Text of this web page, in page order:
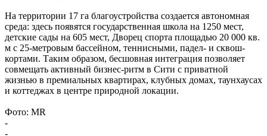
На территории 17 га благоустройства создается автономная
среда: здесь появятся государственная школа на 1250 мест,
детские сады на 605 мест, Дворец спорта площадью 20 000 кв.
м с 25-метровым бассейном, теннисными, падел- и сквош-
кортами. Таким образом, бесшовная интеграция позволяет
совмещать активный бизнес-ритм в Сити с приватной
жизнью в премиальных квартирах, клубных домах, таунхаусах
и коттеджах в центре природной локации.
Фото: MR
-
-